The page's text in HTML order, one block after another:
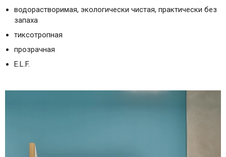
водорастворимая, экологически чистая, практически без
запаха
тиксотропная
прозрачная
E.L.F.